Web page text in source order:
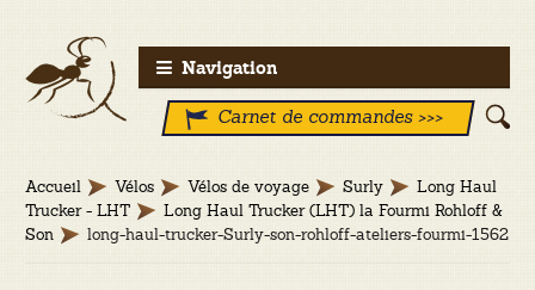
Aller
à
Aller
au
contenu
Navigation
Carnet de commandes >>>
Accueil Vélos Vélos de voyage Surly
Long Haul
Trucker - LHT
Long Haul Trucker (LHT) la Fourmi Rohloff &
Son
long-haul-trucker-Surly-son-rohloff-ateliers-fourmi-1562